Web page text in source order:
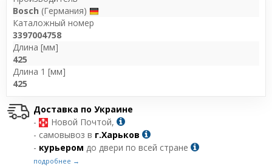
Bosch (Германия)
Каталожный номер
3397004758
Длина [мм]
425
Длина 1 [мм]
425
Доставка по Украине
-
Новой Почтой,
- самовывоз в г.Харьков
- курьером до двери по всей стране
подробнее →